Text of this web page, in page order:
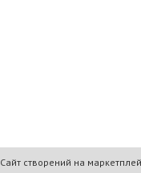
Сайт створений на